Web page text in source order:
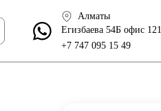
Алматы
Егизбаева 54Б офис 121
+7 747 095 15 49